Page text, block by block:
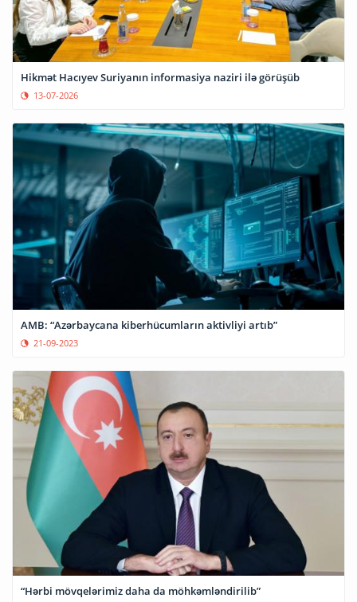
Hikmət Hacıyev Suriyanın informasiya naziri ilə görüşüb
13-07-2026
AMB: “Azərbaycana kiberhücumların aktivliyi artıb”
21-09-2023
“Hərbi mövqelərimiz daha da möhkəmləndirilib”